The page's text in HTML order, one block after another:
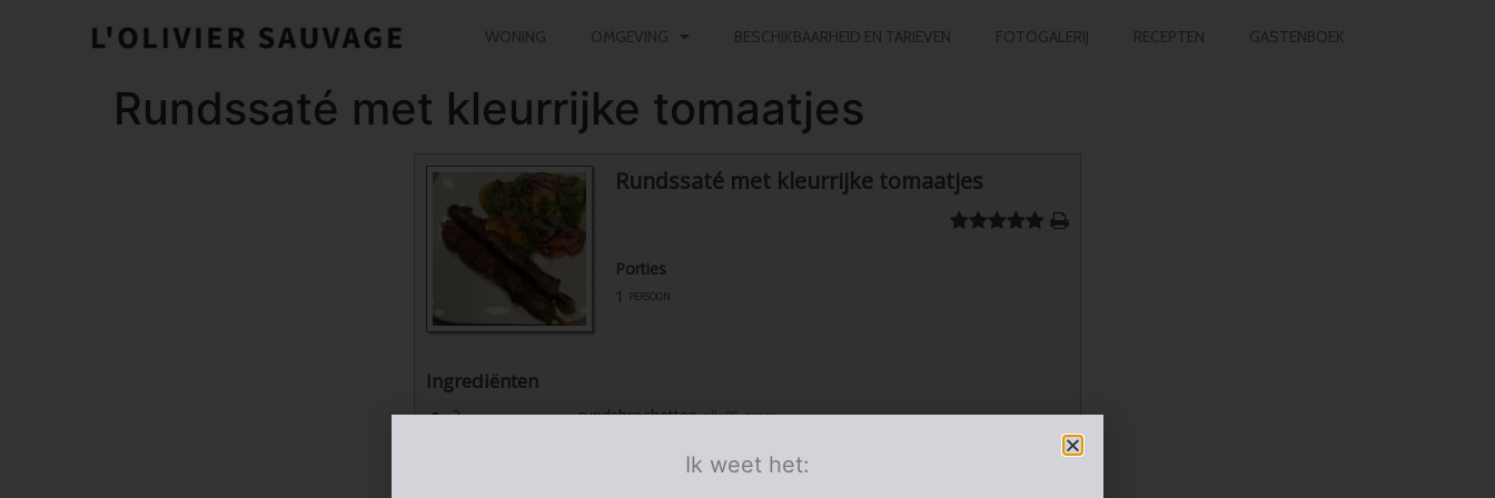
WONING OMGEVING BESCHIKBAARHEID EN TARIEVEN FOTOGALERIJ RECEPTEN GASTENBOEK
Rundssaté met kleurrijke tomaatjes
Rundssaté met kleurrijke tomaatjes
Porties
1 persoon
Ingrediënten
2 rundsbrochetten elk 95 gram
Ik weet het: